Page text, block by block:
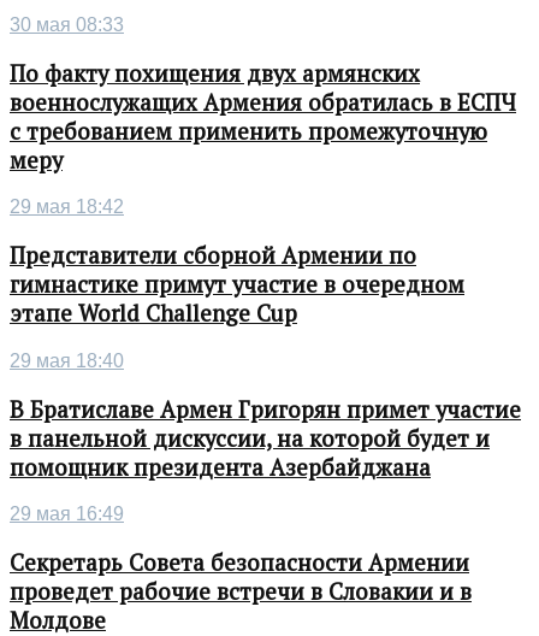
30 мая 08:33
По факту похищения двух армянских
военнослужащих Армения обратилась в ЕСПЧ
с требованием применить промежуточную
меру
29 мая 18:42
Представители сборной Армении по
гимнастике примут участие в очередном
этапе World Challenge Cup
29 мая 18:40
В Братиславе Армен Григорян примет участие
в панельной дискуссии, на которой будет и
помощник президента Азербайджана
29 мая 16:49
Секретарь Совета безопасности Армении
проведет рабочие встречи в Словакии и в
Молдове